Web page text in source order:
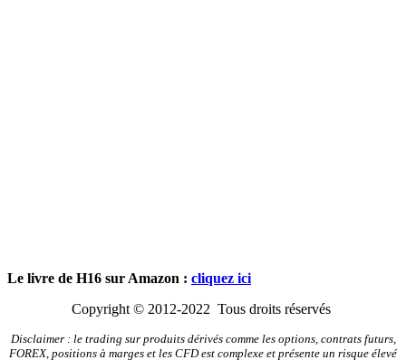
Le livre de H16 sur Amazon : cliquez ici
Copyright © 2012-2022 Tous droits réservés
Disclaimer : le trading sur produits dérivés comme les options, contrats futurs,
FOREX, positions à marges et les CFD est complexe et présente un risque élevé